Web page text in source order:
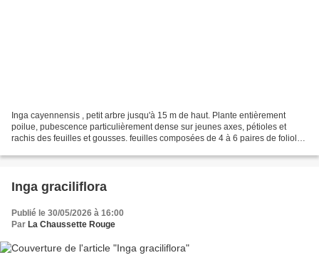
Inga cayennensis , petit arbre jusqu'à 15 m de haut. Plante entièrement
poilue, pubescence particulièrement dense sur jeunes axes, pétioles et
rachis des feuilles et gousses. feuilles composées de 4 à 6 paires de folioles
Inga graciliflora
Publié le 30/05/2026 à 16:00
Par La Chaussette Rouge